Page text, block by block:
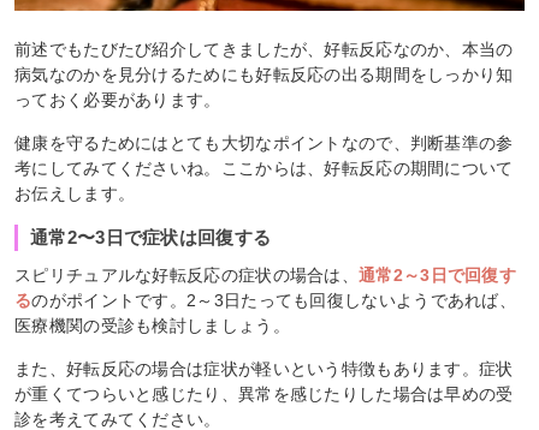
前述でもたびたび紹介してきましたが、好転反応なのか、本当の
病気なのかを見分けるためにも好転反応の出る期間をしっかり知
っておく必要があります。
健康を守るためにはとても大切なポイントなので、判断基準の参
考にしてみてくださいね。ここからは、好転反応の期間について
お伝えします。
通常2〜3日で症状は回復する
スピリチュアルな好転反応の症状の場合は、通常2～3日で回復す
るのがポイントです。2～3日たっても回復しないようであれば、
医療機関の受診も検討しましょう。
また、好転反応の場合は症状が軽いという特徴もあります。症状
が重くてつらいと感じたり、異常を感じたりした場合は早めの受
診を考えてみてください。